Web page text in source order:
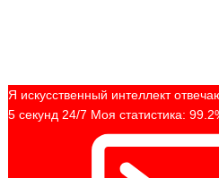
Я искусственный интеллект
5 секунд 24/7 Моя статистика: